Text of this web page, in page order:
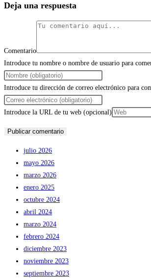
Deja una respuesta
Comentario
Introduce tu nombre o nombre de usuario para
Introduce tu dirección de correo electrónico para
Introduce la URL de tu web (opcional)
julio 2026
mayo 2026
marzo 2026
enero 2025
octubre 2024
abril 2024
marzo 2024
febrero 2024
diciembre 2023
noviembre 2023
septiembre 2023